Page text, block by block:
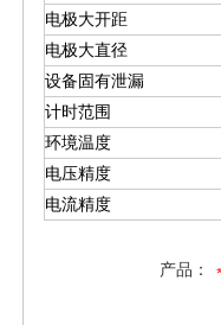
电极大开距
电极大直径
设备固有泄漏
计时范围
环境温度
电压精度
电流精度
产品：